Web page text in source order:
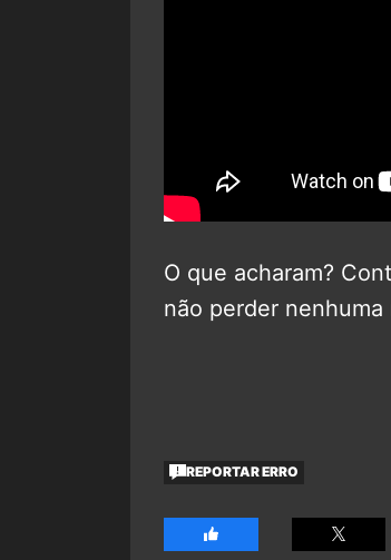
O que acharam?
não perder nenhuma
REPORTAR ERRO